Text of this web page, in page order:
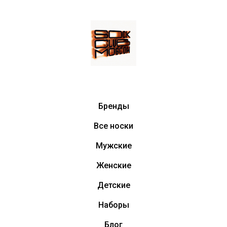
Бренды
Все носки
Мужские
Женские
Детские
Наборы
Блог